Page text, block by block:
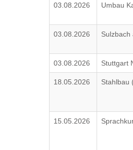
03.08.2026 Umbau
03.08.2026 Sulzbach
03.08.2026 Stuttgart
18.05.2026 Stahlbau
15.05.2026